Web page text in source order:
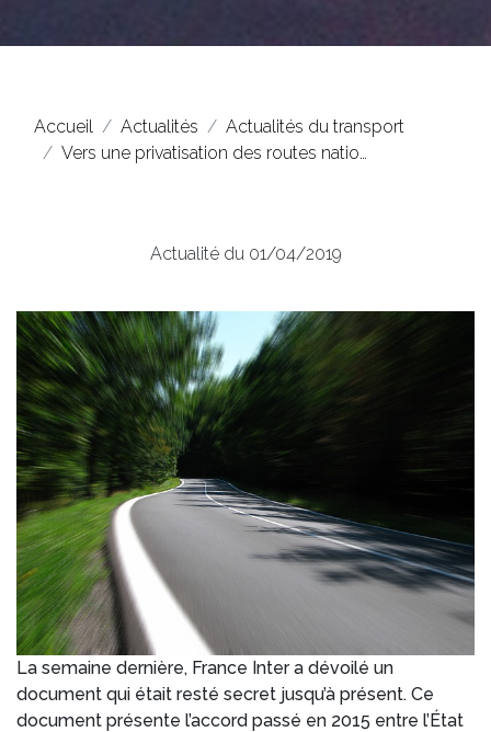
Accueil Actualités
Actualités du transport
Vers une privatisation des routes natio…
Actualité du 01/04/2019
La semaine dernière, France Inter a dévoilé un
document qui était resté secret jusqu’à présent. Ce
document présente l’accord passé en 2015 entre l’État